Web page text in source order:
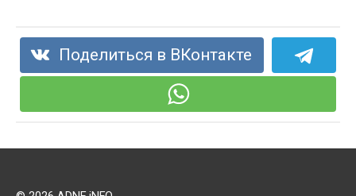
Поделиться в ВКонтакте